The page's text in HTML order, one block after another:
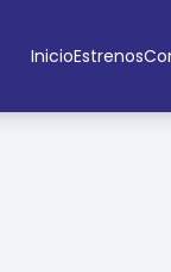
InicioEstrenos